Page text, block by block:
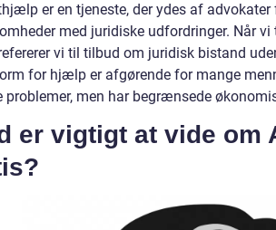
er en tjeneste, der ydes af
med juridiske udfordringer. Når
vi til tilbud om juridisk bistand
for hjælp er afgørende for mange
problemer, men har begrænsede
er vigtigt at vide